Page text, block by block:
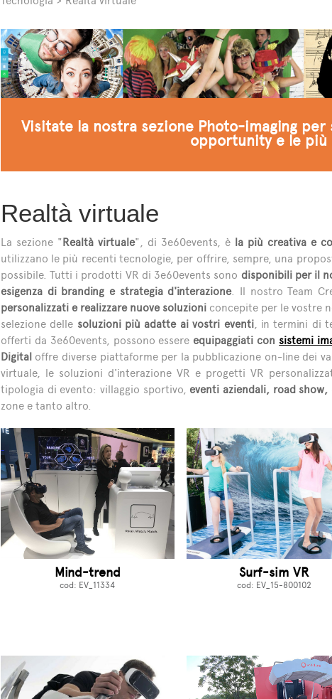
Visitate la nostra sezione Photo-imaging
opportunity e le
Realtà virtuale
La sezione "Realtà virtuale", di 3e60events, è la più creativa e
utilizzano le più recenti tecnologie, per offrire, sempre, una
possibile. Tutti i prodotti VR di 3e60events sono disponibili per il
esigenza di branding e strategia d'interazione. Il nostro Team
personalizzati e realizzare nuove soluzioni concepite per le vostre
selezione delle soluzioni più adatte ai vostri eventi, in termini di
offerti da 3e60events, possono essereequipaggiati consistemi
Digital offre diverse piattaforme per la pubblicazione on-line dei
virtuale, le soluzioni d'interazione VR e progetti VR
tipologia di evento: villaggio sportivo,eventi aziendali, road
zone e tanto altro.
Mind-trend
cod: EV_11334
Surf-sim VR
cod: EV_15-800102